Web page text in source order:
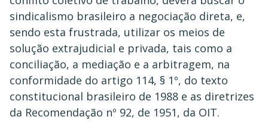
sindicalismo brasileiro a negociação direta, e,
sendo esta frustrada, utilizar os meios de
solução extrajudicial e privada, tais como a
conciliação, a mediação e a arbitragem, na
conformidade do artigo 114, § 1º, do texto
constitucional brasileiro de 1988 e as diretrizes
da Recomendação nº 92, de 1951, da OIT.